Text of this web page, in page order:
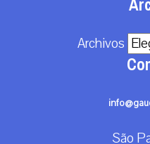
Archivos
São